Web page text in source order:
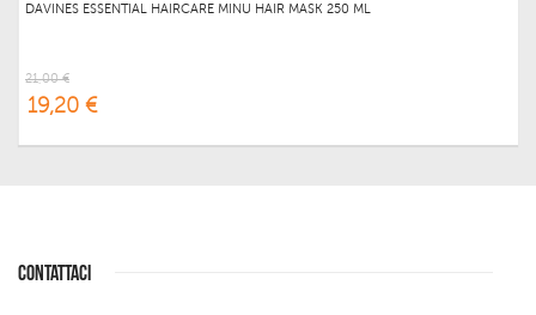
DAVINES ESSENTIAL HAIRCARE MINU HAIR MASK 250 ML
21,00 €
19,20 €
CONTATTACI